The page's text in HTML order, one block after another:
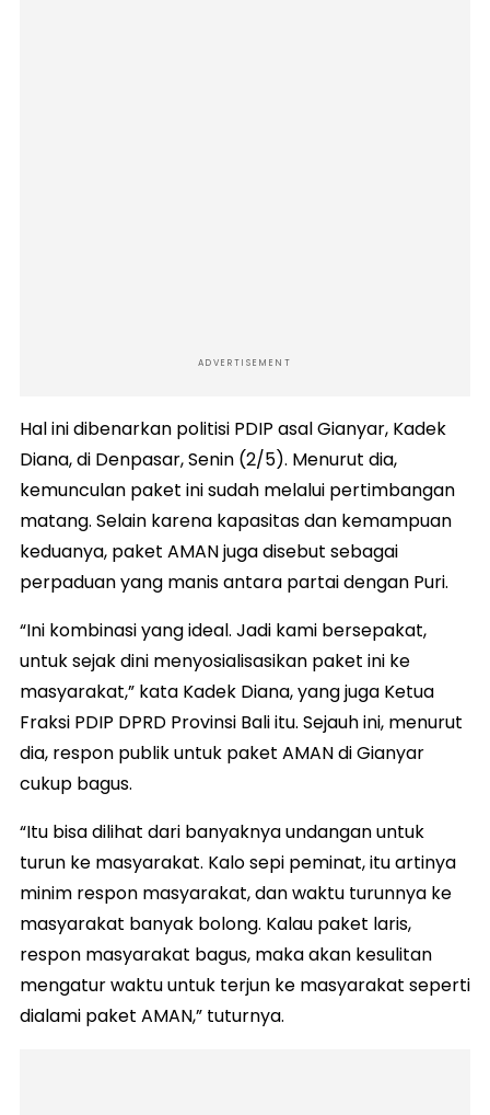
ADVERTISEMENT
Hal ini dibenarkan politisi PDIP asal Gianyar, Kadek
Diana, di Denpasar, Senin (2/5). Menurut dia,
kemunculan paket ini sudah melalui pertimbangan
matang. Selain karena kapasitas dan kemampuan
keduanya, paket AMAN juga disebut sebagai
perpaduan yang manis antara partai dengan Puri.
“Ini kombinasi yang ideal. Jadi kami bersepakat,
untuk sejak dini menyosialisasikan paket ini ke
masyarakat,” kata Kadek Diana, yang juga Ketua
Fraksi PDIP DPRD Provinsi Bali itu. Sejauh ini, menurut
dia, respon publik untuk paket AMAN di Gianyar
cukup bagus.
“Itu bisa dilihat dari banyaknya undangan untuk
turun ke masyarakat. Kalo sepi peminat, itu artinya
minim respon masyarakat, dan waktu turunnya ke
masyarakat banyak bolong. Kalau paket laris,
respon masyarakat bagus, maka akan kesulitan
mengatur waktu untuk terjun ke masyarakat seperti
dialami paket AMAN,” tuturnya.